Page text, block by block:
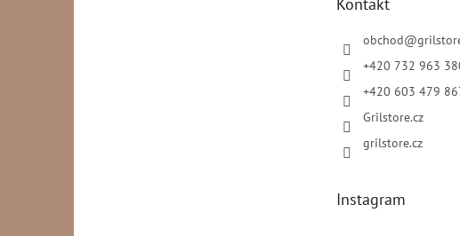
obchod@
+420 732 963
+420 603 479
Grilstore.cz
grilstore.cz
Instagram